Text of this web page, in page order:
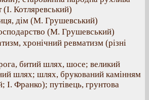
(І. Котляревський)
дім (М. Грушевський)
(М. Грушевський)
хронічний ревматизм (різні
битий шлях, шосе; великий
шлях; шлях, брукований камінням
Франко); путівець, грунтова